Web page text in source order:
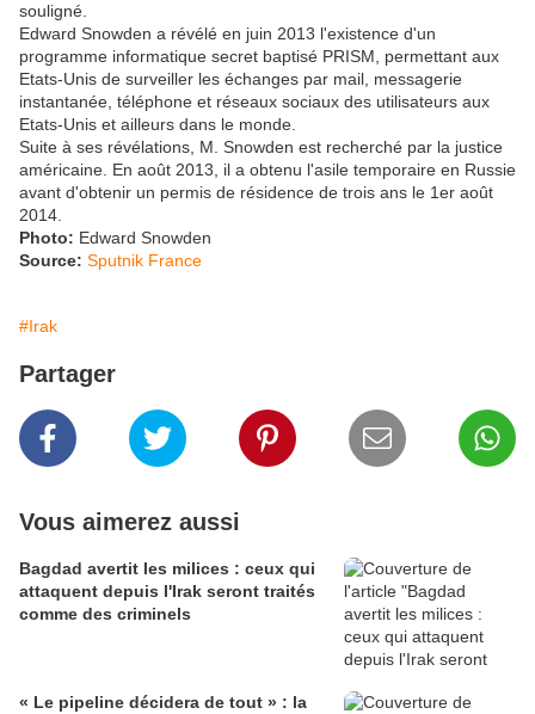
souligné.
Edward Snowden a révélé en juin 2013 l'existence d'un
programme informatique secret baptisé PRISM, permettant aux
Etats-Unis de surveiller les échanges par mail, messagerie
instantanée, téléphone et réseaux sociaux des utilisateurs aux
Etats-Unis et ailleurs dans le monde.
Suite à ses révélations, M. Snowden est recherché par la justice
américaine. En août 2013, il a obtenu l'asile temporaire en Russie
avant d'obtenir un permis de résidence de trois ans le 1er août
2014.
Photo: Edward Snowden
Source: Sputnik France
#Irak
Partager
Vous aimerez aussi
Bagdad avertit les milices : ceux qui
attaquent depuis l'Irak seront traités
comme des criminels
« Le pipeline décidera de tout » : la